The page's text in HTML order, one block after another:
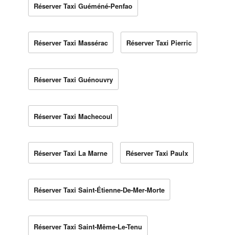
Réserver Taxi Guéméné-Penfao
Réserver Taxi Massérac Réserver Taxi Pierric
Réserver Taxi Guénouvry
Réserver Taxi Machecoul
Réserver Taxi La Marne Réserver Taxi Paulx
Réserver Taxi Saint-Étienne-De-Mer-Morte
Réserver Taxi Saint-Même-Le-Tenu